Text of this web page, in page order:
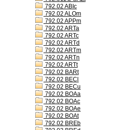
792.02 ABIc
792.02 ALOm
792.02 APPm
792.02 ARTa
792.02 ARTc
792.02 ARTd
792.02 ARTm
792.02 ARTn
792.02 ARTt
792.02 BARt
792.02 BECl
792.02 BECu
792.02 BOAa
792.02 BOAc
792.02 BOAe
792.02 BOAt
792.02 BREb